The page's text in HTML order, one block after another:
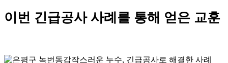
이번 긴급공사 사례를 통해 얻은 교훈